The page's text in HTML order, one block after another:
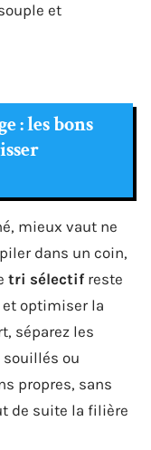
et
: les bons
mieux vaut ne
dans un coin,
tri sélectifreste
et optimiser la
séparez les
souillés ou
propres, sans
de suite la filière